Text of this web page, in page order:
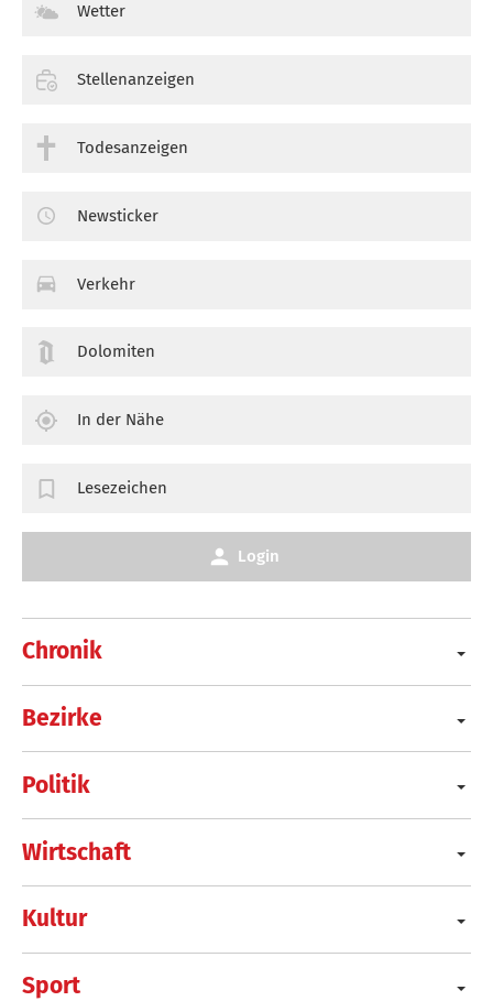
Chronik
Bezirke
Politik
Wirtschaft
Kultur
Sport
Wetter
Stellenanzeigen
Todesanzeigen
Newsticker
Verkehr
Dolomiten
In der Nähe
Lesezeichen
Login